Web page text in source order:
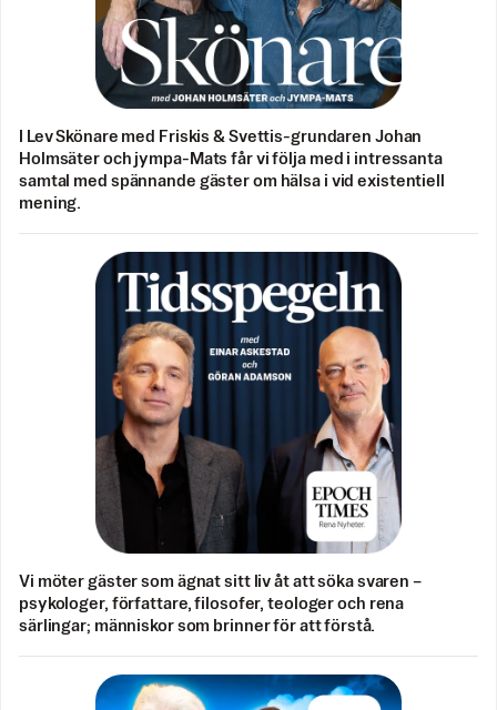
I Lev Skönare med Friskis & Svettis-grundaren Johan
Holmsäter och jympa-Mats får vi följa med i intressanta
samtal med spännande gäster om hälsa i vid existentiell
mening.
Vi möter gäster som ägnat sitt liv åt att söka svaren –
psykologer, författare, filosofer, teologer och rena
särlingar; människor som brinner för att förstå.